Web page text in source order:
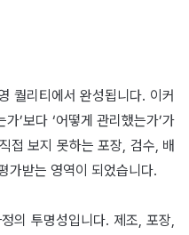
퀄리티에서 완성됩니다. 이커
’보다 ‘어떻게 관리했는가’가
접 보지 못하는 포장, 검수, 배
가받는 영역이 되었습니다.
의 투명성입니다. 제조, 포장,